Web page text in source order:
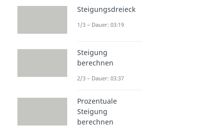
Steigungsdreieck
1/3 – Dauer: 03:19
Steigung
berechnen
2/3 – Dauer: 03:37
Prozentuale
Steigung
berechnen